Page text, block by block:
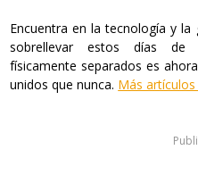
Encuentra en la tecnología y
sobrellevar estos días de
físicamente separados es
unidos que nunca. Más